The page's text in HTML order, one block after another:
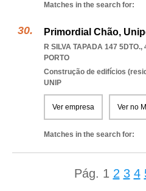
Matches in the search for:
Primordial Chão,
R SILVA TAPADA 147 5DTO.,
PORTO
Construção de edifícios
UNIP
Ver empresa Ver no
Matches in the search for:
Pág. 1 2 3 4